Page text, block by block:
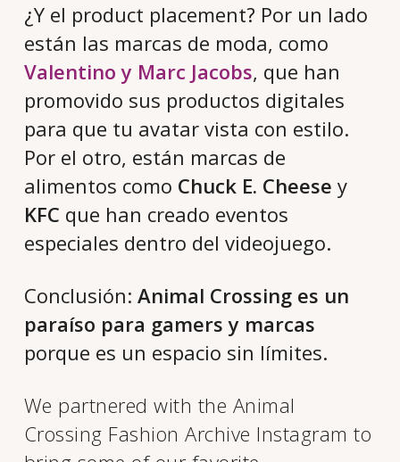
¿Y el product placement? Por un lado
están las marcas de moda, como
Valentino y Marc Jacobs, que han
promovido sus productos digitales
para que tu avatar vista con estilo.
Por el otro, están marcas de
alimentos como Chuck E. Cheese y
KFC que han creado eventos
especiales dentro del videojuego.
Conclusión: Animal Crossing es un
paraíso para gamers y marcas
porque es un espacio sin límites.
We partnered with the Animal
Crossing Fashion Archive Instagram to